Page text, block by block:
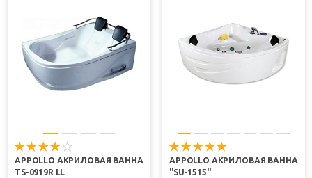
APPOLLO АКРИЛОВАЯ ВАННА
TS-0919R LL
APPOLLO АКРИЛОВАЯ ВАННА
"SU-1515"